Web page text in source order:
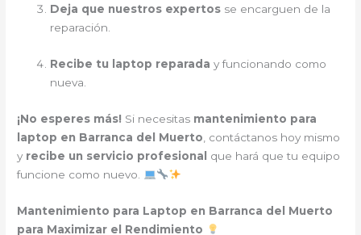
Deja que nuestros expertos se encarguen de la
reparación.
Recibe tu laptop reparada y funcionando como
nueva.
¡No esperes más! Si necesitas mantenimiento para
laptop en Barranca del Muerto , contáctanos hoy mismo
y recibe un servicio profesional
que hará que tu equipo
funcione como nuevo.
Mantenimiento para Laptop en Barranca del Muerto
para Maximizar el Rendimiento